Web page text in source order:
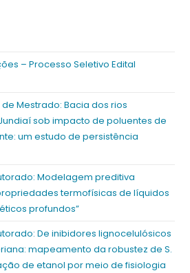
– Processo Seletivo Edital
Mestrado: Bacia dos rios
sob impacto de poluentes de
um estudo de persistência
Modelagem preditiva
termofísicas de líquidos
profundos”
De inibidores lignocelulósicos
mapeamento da robustez de S.
de etanol por meio de fisiologia